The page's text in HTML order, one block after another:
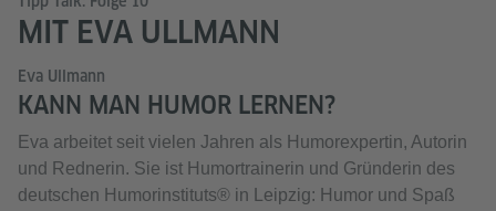
MIT EVA ULLMANN
Eva Ullmann
KANN MAN HUMOR LERNEN?
Eva arbeitet seit vielen Jahren als Humorexpertin, Autorin
und Rednerin. Sie ist Humortrainerin und Gründerin des
deutschen Humorinstituts® in Leipzig: Humor und Spaß